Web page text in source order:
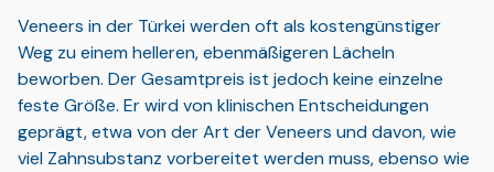
Veneers in der Türkei werden oft als kostengünstiger
Weg zu einem helleren, ebenmäßigeren Lächeln
beworben. Der Gesamtpreis ist jedoch keine einzelne
feste Größe. Er wird von klinischen Entscheidungen
geprägt, etwa von der Art der Veneers und davon, wie
viel Zahnsubstanz vorbereitet werden muss, ebenso wie